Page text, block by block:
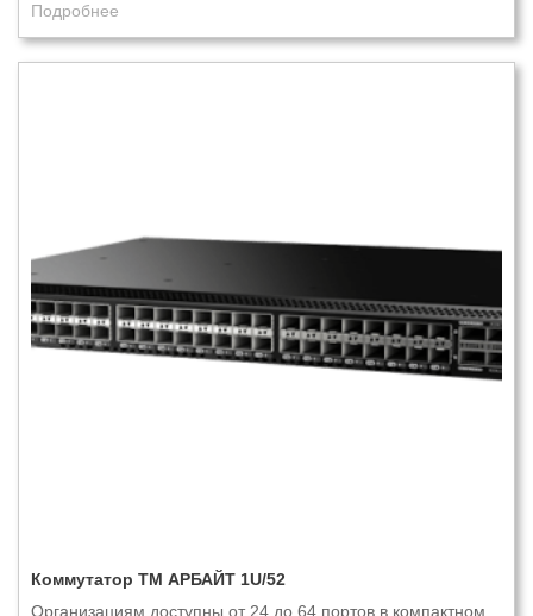
Подробнее
Коммутатор ТМ АРБАЙТ 1U/52
Организациям доступны от 24 до 64 портов в компактном